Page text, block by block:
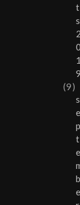
t
s
(9)
s
t